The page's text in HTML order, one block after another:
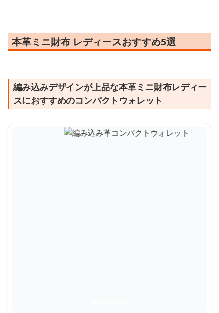
本革ミニ財布 レディースおすすめ5選
編み込みデザインが上品な本革ミニ財布レディー
スにおすすめのコンパクトウォレット